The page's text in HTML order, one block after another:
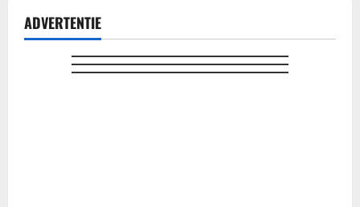
ADVERTENTIE